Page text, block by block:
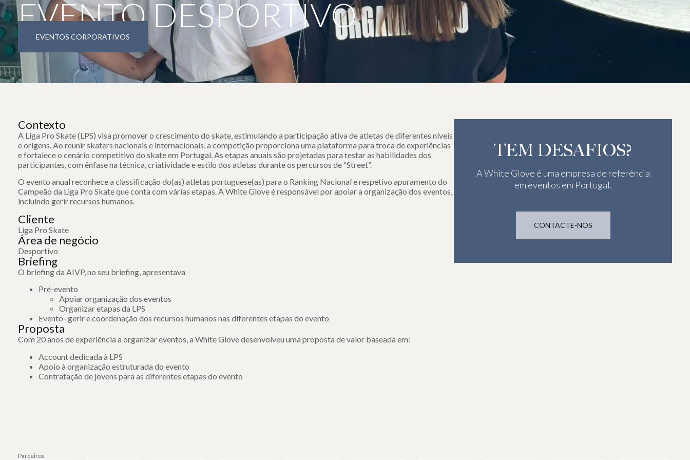
EVENTO DESPORTIVO
EVENTOS CORPORATIVOS
Contexto
A Liga Pro Skate (LPS) visa promover o crescimento do skate, estimulando a participação ativa de atletas de diferentes níveis
e origens. Ao reunir skaters nacionais e internacionais, a competição proporciona uma plataforma para troca de experiências
e fortalece o cenário competitivo do skate em Portugal. As etapas anuais são projetadas para testar as habilidades dos
participantes, com ênfase na técnica, criatividade e estilo dos atletas durante os percursos de “Street”.
O evento anual reconhece a classificação do(as) atletas portuguese(as) para o Ranking Nacional e respetivo apuramento do
Campeão da Liga Pro Skate que conta com várias etapas. A White Glove é responsável por apoiar a organização dos eventos,
incluindo gerir recursos humanos.
Cliente
Liga Pro Skate
Área de negócio
Desportivo
Briefing
O briefing da AIVP, no seu briefing, apresentava
Pré-evento
Apoiar organização dos eventos
Organizar etapas da LPS
Evento- gerir e coordenação dos recursos humanos nas diferentes etapas do evento
Proposta
Com 20 anos de experiência a organizar eventos, a White Glove desenvolveu uma proposta de valor baseada em:
Account dedicada à LPS
Apoio à organização estruturada do evento
Contratação de jovens para as diferentes etapas do evento
TEM DESAFIOS?
A White Glove é uma empresa de referência
em eventos em Portugal.
CONTACTE-NOS
Parceiros